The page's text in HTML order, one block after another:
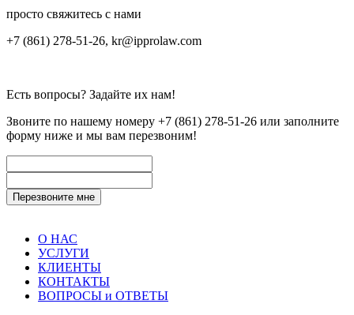
просто свяжитесь с нами
+7 (861) 278-51-26, kr@ipprolaw.com
Есть вопросы? Задайте их нам!
Звоните по нашему номеру +7 (861) 278-51-26 или заполните
форму ниже и мы вам перезвоним!
О НАС
УСЛУГИ
КЛИЕНТЫ
КОНТАКТЫ
ВОПРОСЫ и ОТВЕТЫ